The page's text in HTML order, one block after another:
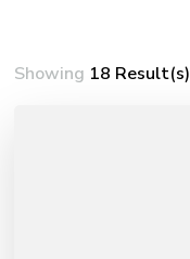
Showing 18 Result(s)